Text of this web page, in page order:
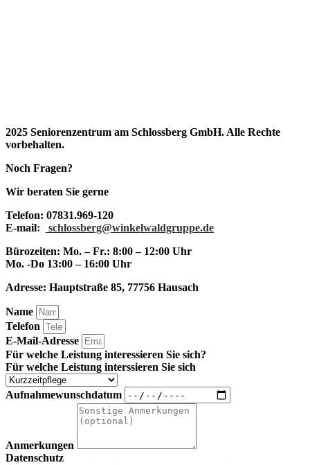
2025 Seniorenzentrum am Schlossberg GmbH. Alle Rechte
vorbehalten.
Noch Fragen?
Wir beraten Sie gerne
Telefon: 07831.969-120
E-mail:
schlossberg@winkelwaldgruppe.de
Bürozeiten: Mo. – Fr.: 8:00 – 12:00 Uhr
Mo. -Do 13:00 – 16:00 Uhr
Adresse: Hauptstraße 85, 77756 Hausach
Name
Telefon
E-Mail-Adresse
Für welche Leistung interessieren Sie sich?
Für welche Leistung interssieren Sie sich
Aufnahmewunschdatum
Anmerkungen
Datenschutz